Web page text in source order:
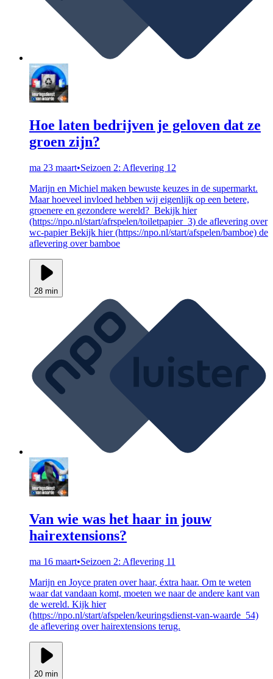
Hoe laten bedrijven je geloven dat ze
groen zijn?
ma 23 maart•Seizoen 2: Aflevering 12
Marijn en Michiel maken bewuste keuzes in de supermarkt.
Maar hoeveel invloed hebben wij eigenlijk op een betere,
groenere en gezondere wereld? Bekijk hier
(https://npo.nl/start/afrspelen/toiletpapier_3) de aflevering over
wc-papier Bekijk hier (https://npo.nl/start/afspelen/bamboe) de
aflevering over bamboe
28 min
Van wie was het haar in jouw
hairextensions?
ma 16 maart•Seizoen 2: Aflevering 11
Marijn en Joyce praten over haar, éxtra haar. Om te weten
waar dat vandaan komt, moeten we naar de andere kant van
de wereld. Kijk hier
(https://npo.nl/start/afspelen/keuringsdienst-van-waarde_54)
de aflevering over hairextensions terug.
20 min